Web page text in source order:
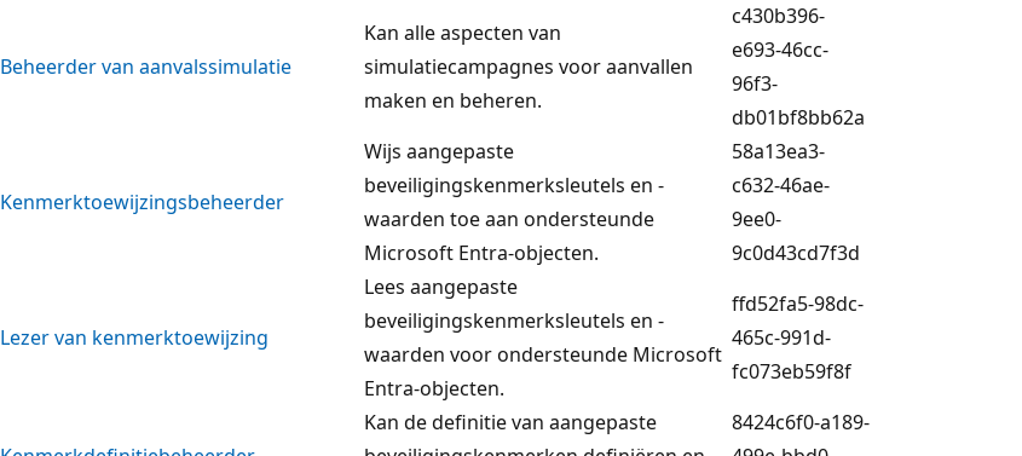
Beheerder van aanvalssimulatie
Kan alle aspecten van
simulatiecampagnes voor aanvallen
maken en beheren.
c430b396-
e693-46cc-
96f3-
db01bf8bb62a
Kenmerktoewijzingsbeheerder
Wijs aangepaste
beveiligingskenmerksleutels en -
waarden toe aan ondersteunde
Microsoft Entra-objecten.
58a13ea3-
c632-46ae-
9ee0-
9c0d43cd7f3d
Lezer van kenmerktoewijzing
Lees aangepaste
beveiligingskenmerksleutels en -
waarden voor ondersteunde Microsoft
Entra-objecten.
ffd52fa5-98dc-
465c-991d-
fc073eb59f8f
Kan de definitie van aangepaste
8424c6f0-a189-